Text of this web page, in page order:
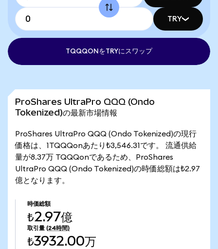
TRY
TQQQONをTRYにスワップ
ProShares UltraPro QQQ (Ondo
Tokenized)の最新市場情報
ProShares UltraPro QQQ (Ondo Tokenized)の現行
価格は、1TQQQonあたり₺3,546.31です。 流通供給
量が8.37万 TQQQonであるため、ProShares
UltraPro QQQ (Ondo Tokenized)の時価総額は₺2.97
億となります。
時価総額
₺2.97億
取引量 (24時間)
₺3932.00万